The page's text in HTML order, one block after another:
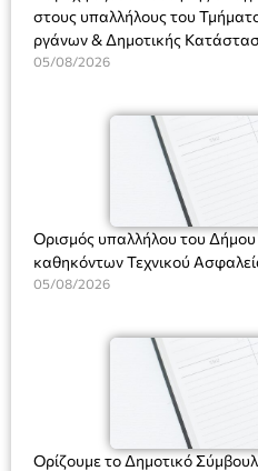
στους υπαλλήλους του
ργάνων & Δημοτικής
Υπηρεσιών για αποφάσεις,
(Ν. 5314/2026).»
05/08/2026
Ορισμός υπαλλήλου του
καθηκόντων Τεχνικού
05/08/2026
Ορίζουμε το Δημοτικό